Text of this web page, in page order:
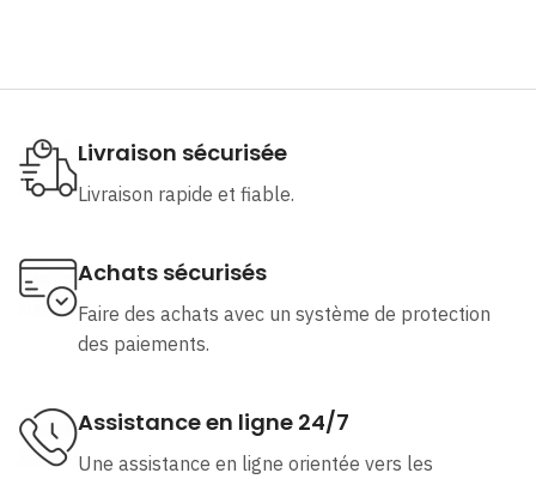
Livraison sécurisée
Livraison rapide et fiable.
Achats sécurisés
Faire des achats avec un système de protection
des paiements.
Assistance en ligne 24/7
Une assistance en ligne orientée vers les